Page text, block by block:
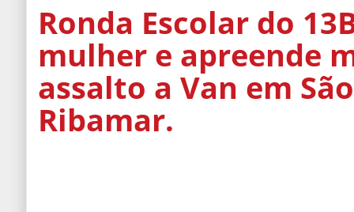
Ronda Escolar do
mulher e apreende
assalto a Van em
Ribamar.